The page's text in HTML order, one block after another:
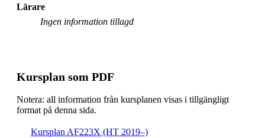
Lärare
Ingen information tillagd
Kursplan som PDF
Notera: all information från kursplanen visas i tillgängligt
format på denna sida.
Kursplan AF223X (HT 2019–)